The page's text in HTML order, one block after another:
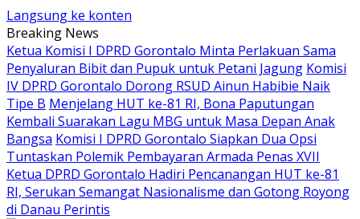
Langsung ke konten
Breaking News
Ketua Komisi I DPRD Gorontalo Minta Perlakuan Sama
Penyaluran Bibit dan Pupuk untuk Petani Jagung Komisi
IV DPRD Gorontalo Dorong RSUD Ainun Habibie Naik
Tipe B Menjelang HUT ke-81 RI, Bona Paputungan
Kembali Suarakan Lagu MBG untuk Masa Depan Anak
Bangsa Komisi I DPRD Gorontalo Siapkan Dua Opsi
Tuntaskan Polemik Pembayaran Armada Penas XVII
Ketua DPRD Gorontalo Hadiri Pencanangan HUT ke-81
RI, Serukan Semangat Nasionalisme dan Gotong Royong
di Danau Perintis